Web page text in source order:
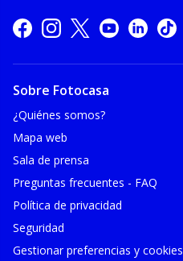
Sobre Fotocasa
¿Quiénes somos?
Mapa web
Sala de prensa
Preguntas frecuentes - FAQ
Política de privacidad
Seguridad
Gestionar preferencias y cookies